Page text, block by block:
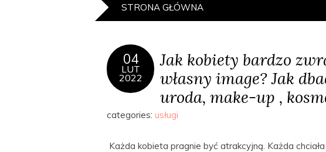
STRONA GŁÓWNA
04
LUT
2022
Jak kobiety bardzo
własny image? Jak
uroda, make-up ,
categories: usługi
Każda kobieta pragnie być atrakcyjną. Każda